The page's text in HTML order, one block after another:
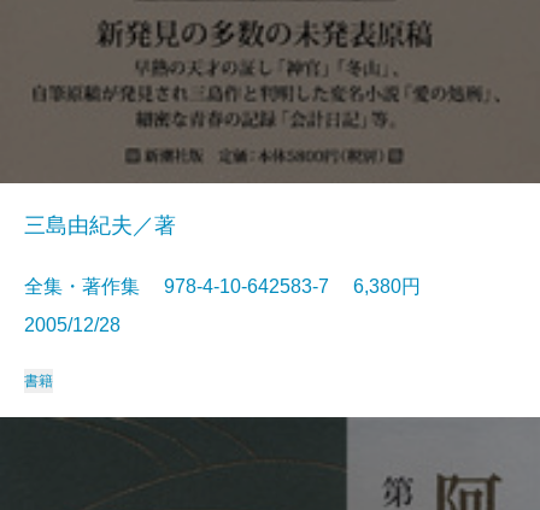
三島由紀夫／著
全集・著作集 978-4-10-642583-7 6,380円
2005/12/28
書籍